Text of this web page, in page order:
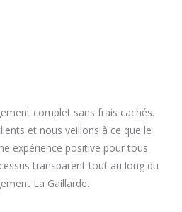
complet sans frais cachés.
et nous veillons à ce que le
expérience positive pour tous.
transparent tout au long du
La Gaillarde.